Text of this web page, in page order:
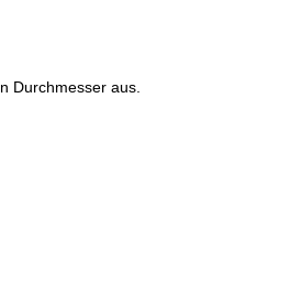
Durchmesser aus.